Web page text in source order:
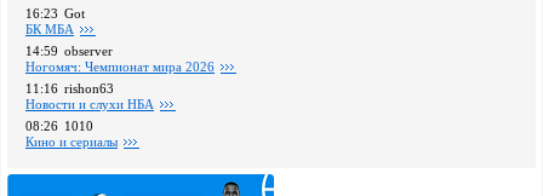
16:23 Got
БК МБА
14:59 observer
Ногомяч: Чемпионат мира 2026
11:16 rishon63
Новости и слухи НБА
08:26 1010
Кино и сериалы